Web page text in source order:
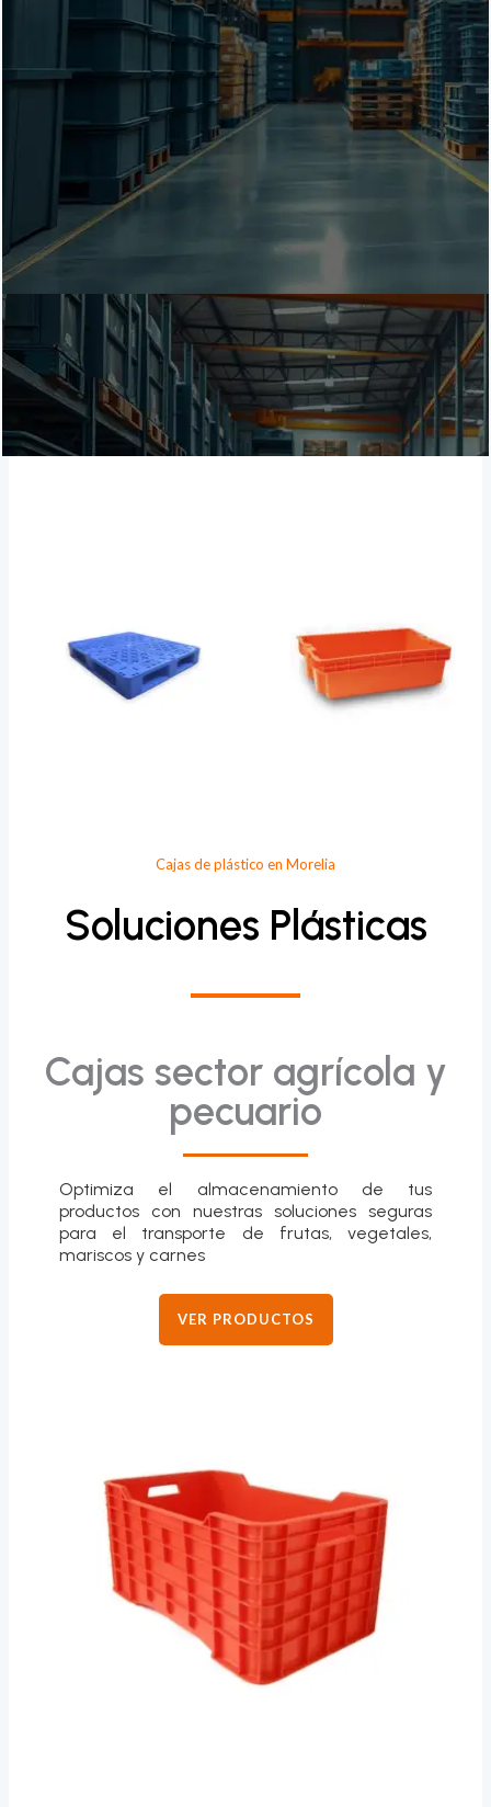
Cajas de plástico en Morelia
Soluciones Plásticas
Cajas sector agrícola y
pecuario
Optimiza el almacenamiento de tus
productos con nuestras soluciones seguras
para el transporte de frutas, vegetales,
mariscos y carnes
VER PRODUCTOS